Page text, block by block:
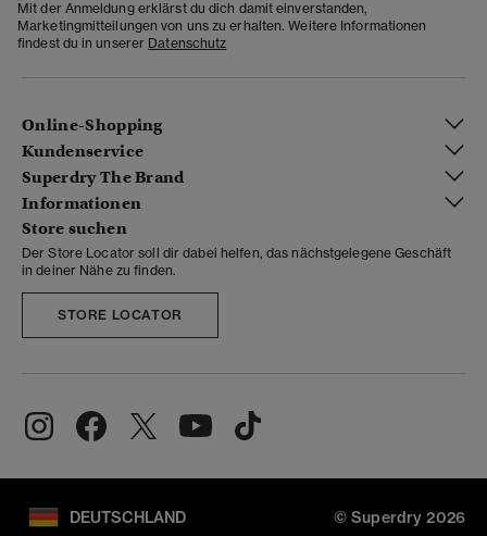
Mit der Anmeldung erklärst du dich damit einverstanden,
Marketingmitteilungen von uns zu erhalten. Weitere Informationen
findest du in unserer Datenschutz
Online-Shopping
Kundenservice
Superdry The Brand
Informationen
Store suchen
Der Store Locator soll dir dabei helfen, das nächstgelegene Geschäft
in deiner Nähe zu finden.
STORE LOCATOR
DEUTSCHLAND © Superdry 2026